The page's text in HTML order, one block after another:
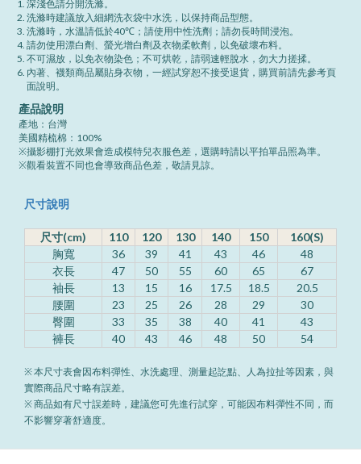
深淺色請分開洗滌。
洗滌時建議放入細網洗衣袋中水洗，以保持商品型態。
洗滌時，水溫請低於40℃；請使用中性洗劑；請勿長時間浸泡。
請勿使用漂白劑、螢光增白劑及衣物柔軟劑，以免破壞布料。
不可濕放，以免衣物染色；不可烘乾，請弱速輕脫水，勿大力搓揉。
內著、襪類商品屬貼身衣物，一經試穿恕不接受退貨，購買前請先參考頁
面說明。
產品說明
產地：台灣
美國精梳棉：100%
※攝影棚打光效果會造成模特兒衣服色差，選購時請以平拍單品照為準。
※觀看裝置不同也會導致商品色差，敬請見諒。
尺寸說明
尺寸(cm) 110 120 130 140 150
160(S)
胸寬
36 39 41 43 46
48
衣長
47 50 55 60 65
67
袖長
13 15 16 17.5 18.5
20.5
腰圍
23 25 26 28 29
30
臀圍
33 35 38 40 41
43
褲長
40 43 46 48 50 54
※ 本尺寸表會因布料彈性、水洗處理、測量起訖點、人為拉扯等因素，與
實際商品尺寸略有誤差。
※ 商品如有尺寸誤差時，建議您可先進行試穿，可能因布料彈性不同，而
不影響穿著舒適度。